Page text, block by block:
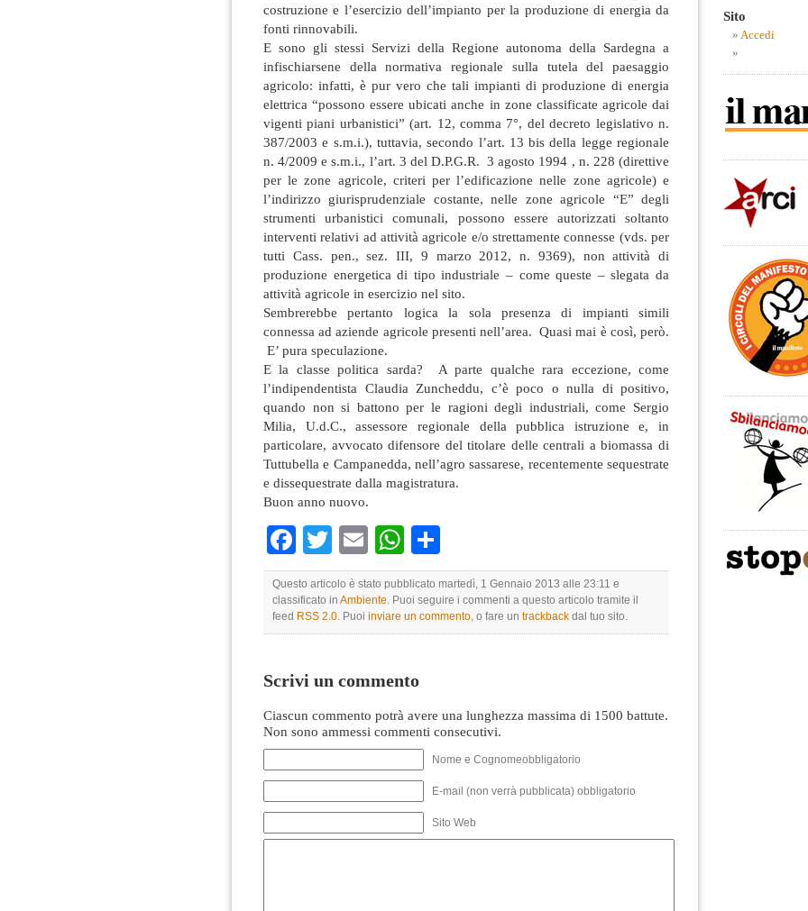
costruzione e l’esercizio dell’impianto per la produzione di energia da
fonti rinnovabili.
E sono gli stessi Servizi della Regione autonoma della Sardegna a
infischiarsene della normativa regionale sulla tutela del paesaggio
agricolo: infatti, è pur vero che tali impianti di produzione di energia
elettrica “possono essere ubicati anche in zone classificate agricole dai
vigenti piani urbanistici” (art. 12, comma 7°, del decreto legislativo n.
387/2003 e s.m.i.), tuttavia, secondo l’art. 13 bis della legge regionale
n. 4/2009 e s.m.i., l’art. 3 del D.P.G.R. 3 agosto 1994 , n. 228 (direttive
per le zone agricole, criteri per l’edificazione nelle zone agricole) e
l’indirizzo giurisprudenziale costante, nelle zone agricole “E” degli
strumenti urbanistici comunali, possono essere autorizzati soltanto
interventi relativi ad attività agricole e/o strettamente connesse (vds. per
tutti Cass. pen., sez. III, 9 marzo 2012, n. 9369), non attività di
produzione energetica di tipo industriale – come queste – slegata da
attività agricole in esercizio nel sito.
Sembrerebbe pertanto logica la sola presenza di impianti simili
connessa ad aziende agricole presenti nell’area. Quasi mai è così, però.
E’ pura speculazione.
E la classe politica sarda? A parte qualche rara eccezione, come
l’indipendentista Claudia Zuncheddu, c’è poco o nulla di positivo,
quando non si battono per le ragioni degli industriali, come Sergio
Milia, U.d.C., assessore regionale della pubblica istruzione e, in
particolare, avvocato difensore del titolare delle centrali a biomassa di
Tuttubella e Campanedda, nell’agro sassarese, recentemente sequestrate
e dissequestrate dalla magistratura.
Buon anno nuovo.
Facebook
TwitterEmailWhatsApp
Questo articolo è stato pubblicato martedì, 1 Gennaio 2013 alle 23:11 e
classificato in Ambiente . Puoi seguire i commenti a questo articolo tramite il
feed RSS 2.0 . Puoi inviare un commento , o fare un trackback dal tuo sito.
Scrivi un commento
Ciascun commento potrà avere una lunghezza massima di 1500 battute.
Non sono ammessi commenti consecutivi.
Nome e Cognomeobbligatorio
E-mail (non verrà pubblicata) obbligatorio
Sito Web
Sito
Accedi